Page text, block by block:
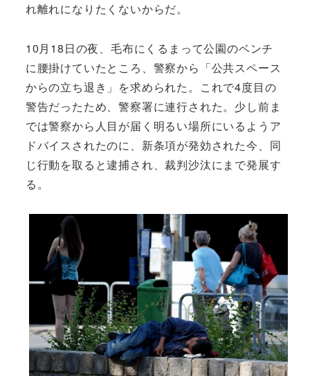
れ離れになりたくないからだ。
10月18日の夜、毛布にくるまって公園のベンチ
に腰掛けていたところ、警察から「公共スペース
からの立ち退き」を求められた。これで4度目の
警告だったため、警察署に連行された。少し前ま
では警察から人目が届く明るい場所にいるようア
ドバイスされたのに、新条項が発効された今、同
じ行動を取ると逮捕され、裁判沙汰にまで発展す
る。